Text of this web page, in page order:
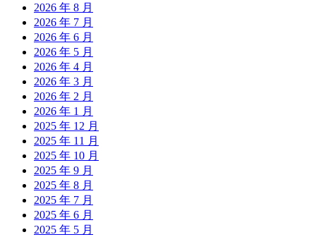
2026 年 8 月
2026 年 7 月
2026 年 6 月
2026 年 5 月
2026 年 4 月
2026 年 3 月
2026 年 2 月
2026 年 1 月
2025 年 12 月
2025 年 11 月
2025 年 10 月
2025 年 9 月
2025 年 8 月
2025 年 7 月
2025 年 6 月
2025 年 5 月